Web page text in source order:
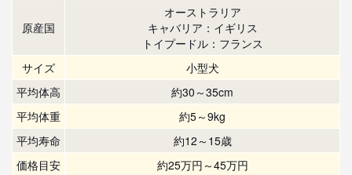
原産国
オーストラリア
キャバリア：イギリス
トイプードル：フランス
サイズ
小型犬
平均体高
約30～35cm
平均体重
約5～9kg
平均寿命
約12～15歳
価格目安
約25万円～45万円